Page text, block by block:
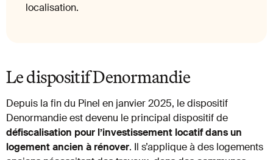
localisation.
Le dispositif Denormandie
Depuis la fin du Pinel en janvier 2025, le dispositif
Denormandie est devenu le principal dispositif de
défiscalisation pour l’investissement locatif dans un
logement ancien à rénover. Il s’applique à des logements